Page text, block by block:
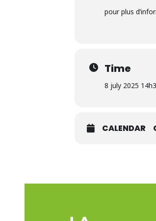
pour plus
Time
8 july 2025
CALENDAR